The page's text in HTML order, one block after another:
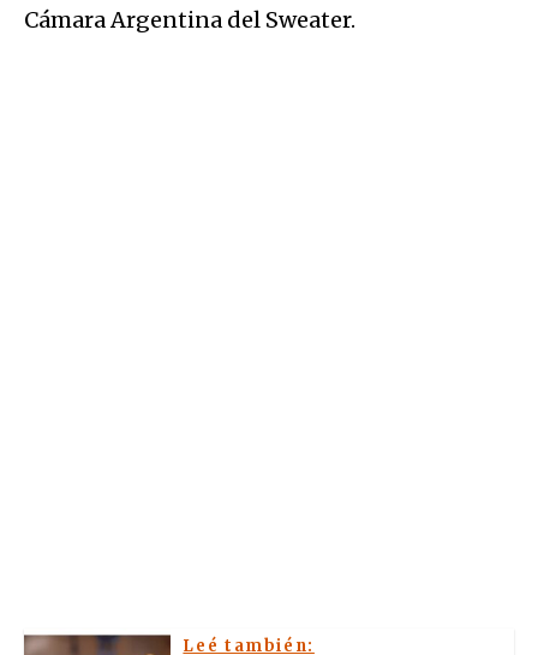
Cámara Argentina del Sweater.
Leé también: